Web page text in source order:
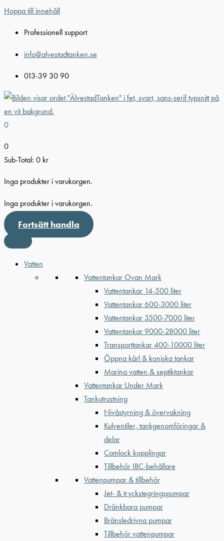
Hoppa till innehåll
Professionell support
info@alvestadtanken.se
013-39 30 90
0
0
Sub-Total: 0 kr
Inga produkter i varukorgen.
Inga produkter i varukorgen.
Fortsätt handla
Vatten
Vattentankar Ovan Mark
Vattentankar 14-500 liter
Vattentankar 600-3000 liter
Vattentankar 3500-7000 liter
Vattentankar 9000-28000 liter
Transporttankar 400-10000 liter
Öppna kärl & koniska tankar
Marina vatten & septiktankar
Vattentankar Under Mark
Tankutrustning
Nivåstyrning & övervakning
Kulventiler, tankgenomföringar &
delar
Camlock kopplingar
Tillbehör IBC-behållare
Vattenpumpar & tillbehör
Jet- & tryckstegringspumpar
Dränkbara pumpar
Bränsledrivna pumpar
Tillbehör vattenpumpar